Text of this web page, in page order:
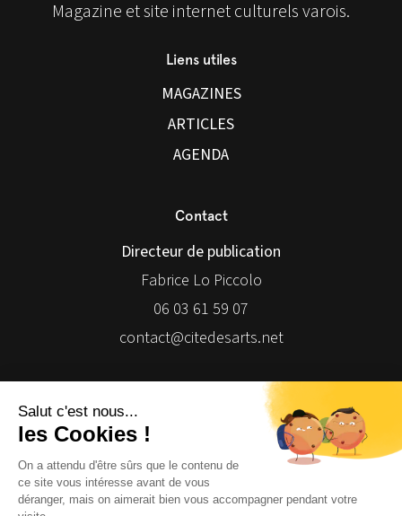
Magazine et site internet culturels varois.
Liens utiles
MAGAZINES
ARTICLES
AGENDA
Contact
Directeur de publication
Fabrice Lo Piccolo
06 03 61 59 07
contact@citedesarts.net